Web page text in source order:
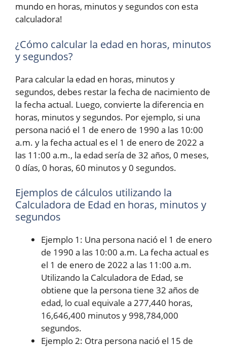
mundo en horas, minutos y segundos con esta
calculadora!
¿Cómo calcular la edad en horas, minutos
y segundos?
Para calcular la edad en horas, minutos y
segundos, debes restar la fecha de nacimiento de
la fecha actual. Luego, convierte la diferencia en
horas, minutos y segundos. Por ejemplo, si una
persona nació el 1 de enero de 1990 a las 10:00
a.m. y la fecha actual es el 1 de enero de 2022 a
las 11:00 a.m., la edad sería de 32 años, 0 meses,
0 días, 0 horas, 60 minutos y 0 segundos.
Ejemplos de cálculos utilizando la
Calculadora de Edad en horas, minutos y
segundos
Ejemplo 1: Una persona nació el 1 de enero
de 1990 a las 10:00 a.m. La fecha actual es
el 1 de enero de 2022 a las 11:00 a.m.
Utilizando la Calculadora de Edad, se
obtiene que la persona tiene 32 años de
edad, lo cual equivale a 277,440 horas,
16,646,400 minutos y 998,784,000
segundos.
Ejemplo 2: Otra persona nació el 15 de